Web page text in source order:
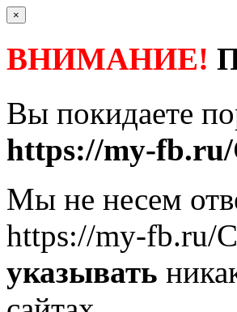
×
ВНИМАНИЕ!
Вы покидаете
https://my-
Мы не несем
https://my-fb.ru/
указывать